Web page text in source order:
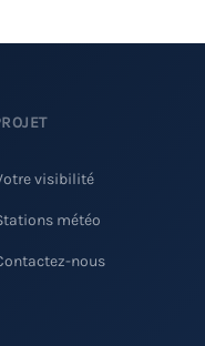
visibilité
météo
nous